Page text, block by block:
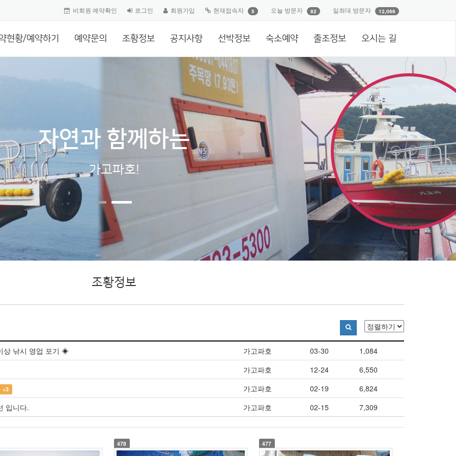
비회원 예약확인 로그인 회원가입 현재접속자 5 오늘 방문자 82 일최대 방문자 12,066
현황/예약하기 예약문의 조황정보 공지사항 선박정보 숙소예약 출조정보 오시는 길
자연과 함께하는
가고파호!
조황정보
상 낚시 영업 포기 ◈ 가고파호 03-30
1,084
가고파호
12-24 6,550
+3 가고파호 02-19
6,824
입니다.
가고파호 02-15 7,309
478 477